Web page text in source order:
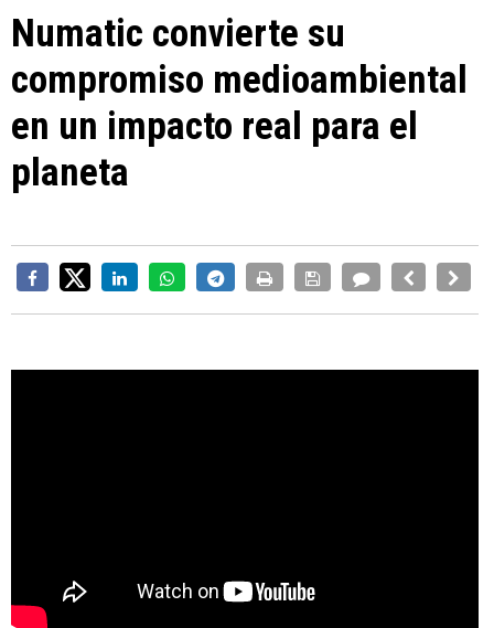
Numatic convierte su
compromiso medioambiental
en un impacto real para el
planeta